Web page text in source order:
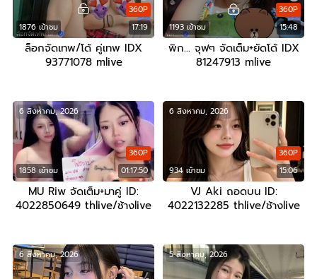
1876 เข้าชม 17:19
360P
ล็อกจัดเทพ/โด้ คู่เทพ IDX
93771078 mlive
1193 เข้าชม 15:48
360P
พิก… จุฟๆ จัดเต็ม+ยัดโด้ IDX
81247913 mlive
1858 เข้าชม 01:17:50
360P
6 สิงหาคม, 2026
MU Riw จัดเต็ม+มาคู่ ID:
4022850649 thlive/ช้างlive
934 เข้าชม 15:06
360P
6 สิงหาคม, 2026
VJ Aki ถอดบน ID:
4022132285 thlive/ช้างlive
6 สิงหาคม, 2026 5 สิงหาคม, 2026